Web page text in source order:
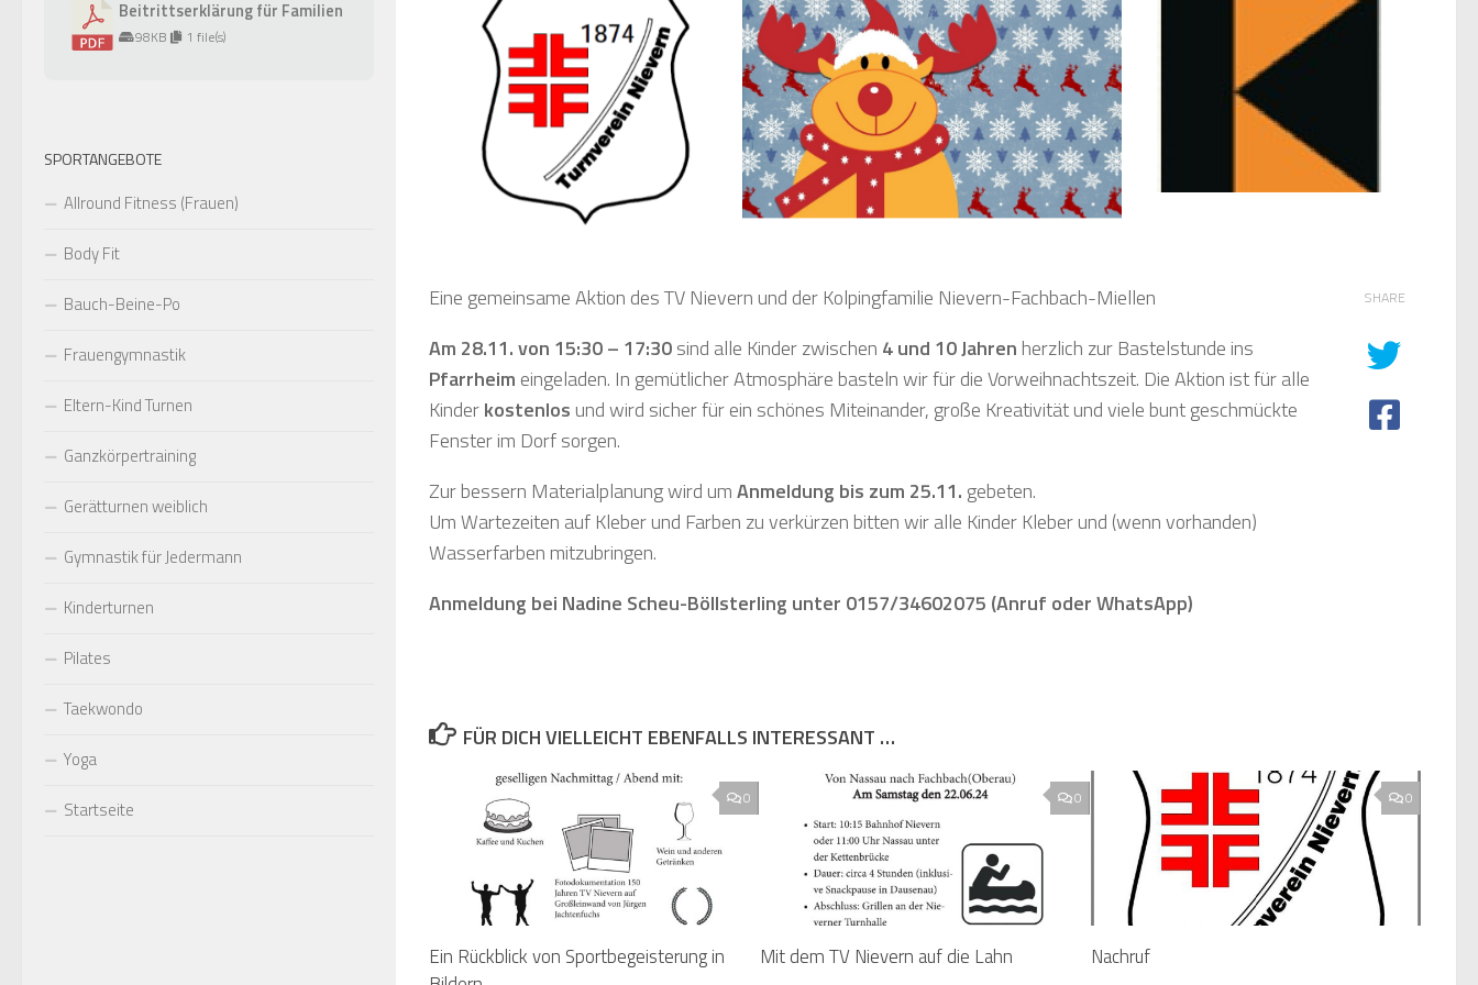
Eine gemeinsame Aktion des TV Nievern und der Kolpingfamilie Nievern-Fachbach-Miellen
Am 28.11. von 15:30 – 17:30sind alle Kinder zwischen 4 und 10 Jahren herzlich zur Bastelstunde ins
Pfarrheim eingeladen. In gemütlicher Atmosphäre basteln wir für die Vorweihnachtszeit. Die Aktion ist für alle
Kinderkostenlos und wird sicher für ein schönes Miteinander, große Kreativität und viele bunt geschmückte
Fenster im Dorf sorgen.
Zur bessern Materialplanung wird umAnmeldung bis zum 25.11. gebeten.
Um Wartezeiten auf Kleber und Farben zu verkürzen bitten wir alle Kinder Kleber und (wenn vorhanden)
Wasserfarben mitzubringen.
Anmeldung bei Nadine Scheu-Böllsterling unter 0157/34602075 (Anruf oder WhatsApp)
SHARE
FÜR DICH VIELLEICHT EBENFALLS INTERESSANT …
0
Ein Rückblick von Sportbegeisterung in
0
Mit dem TV Nievern auf die Lahn
0
Nachruf
Beitrittserklärung für Familien
98KB 1 file(s)
SPORTANGEBOTE
Allround Fitness (Frauen)
Body Fit
Bauch-Beine-Po
Frauengymnastik
Eltern-Kind Turnen
Ganzkörpertraining
Gerätturnen weiblich
Gymnastik für Jedermann
Kinderturnen
Pilates
Taekwondo
Yoga
Startseite